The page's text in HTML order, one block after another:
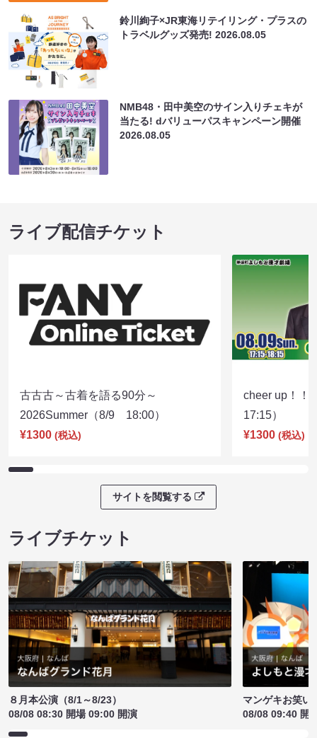
鈴川絢子×JR東海リテイリング・プラスの
トラベルグッズ発売!2026.08.05
NMB48・田中美空のサイン入りチェキが
当たる! dバリューパスキャンペーン開催
2026.08.05
ライブ配信チケット
古古古～古着を語る90分～
2026Summer（8/9 18:00）
¥1300 (税込)
cheer up！
17:15）
¥1300 (税込)
サイトを閲覧する
ライブチケット
８月本公演（8/1～8/23）
08/08 08:30 開場 09:00 開演
マンゲキお笑い
08/08 09:40 開